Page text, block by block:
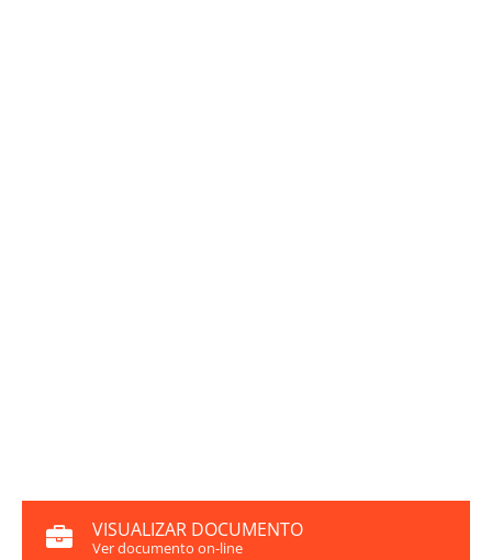
VISUALIZAR DOCUMENTO
Ver documento on-line